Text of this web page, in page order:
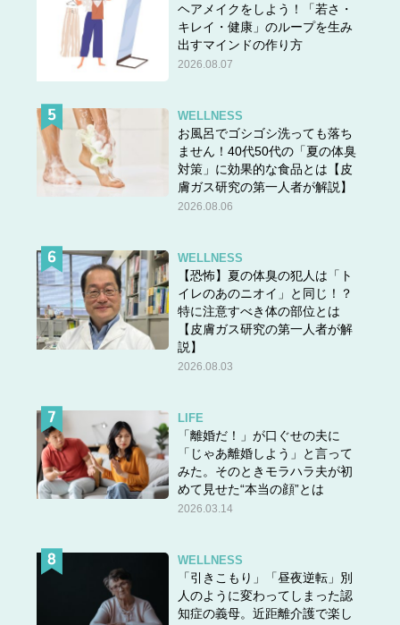
ヘアメイクをしよう！「若さ・
キレイ・健康」のループを生み
出すマインドの作り方
2026.08.07
WELLNESS
お風呂でゴシゴシ洗っても落ち
ません！40代50代の「夏の体臭
対策」に効果的な食品とは【皮
膚ガス研究の第一人者が解説】
2026.08.06
WELLNESS
【恐怖】夏の体臭の犯人は「ト
イレのあのニオイ」と同じ！？
特に注意すべき体の部位とは
【皮膚ガス研究の第一人者が解
説】
2026.08.03
LIFE
「離婚だ！」が口ぐせの夫に
「じゃあ離婚しよう」と言って
みた。そのときモラハラ夫が初
めて見せた“本当の顔”とは
2026.03.14
WELLNESS
「引きこもり」「昼夜逆転」別
人のように変わってしまった認
知症の義母。近距離介護で楽し